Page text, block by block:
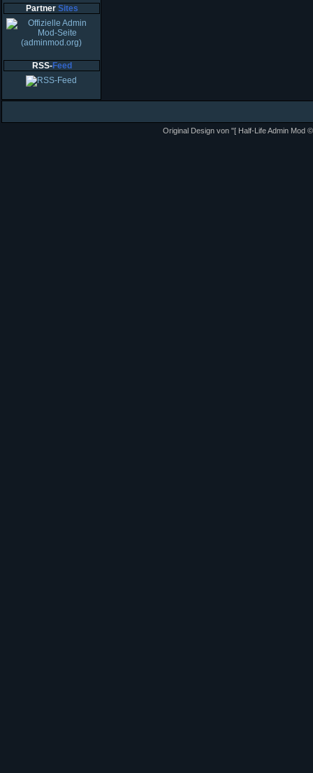
Partner Sites
RSS-Feed
Original Design von "[ Half-Life Admin Mod